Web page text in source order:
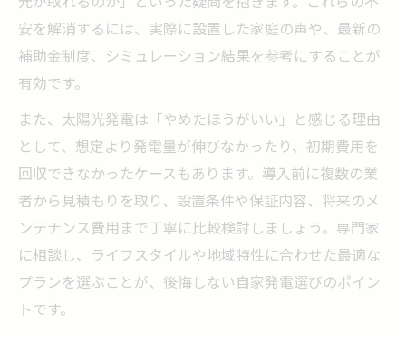
安を解消するには、実際に設置した家庭の声や、最新の
補助金制度、シミュレーション結果を参考にすることが
有効です。
また、太陽光発電は「やめたほうがいい」と感じる理由
として、想定より発電量が伸びなかったり、初期費用を
回収できなかったケースもあります。導入前に複数の業
者から見積もりを取り、設置条件や保証内容、将来のメ
ンテナンス費用まで丁寧に比較検討しましょう。専門家
に相談し、ライフスタイルや地域特性に合わせた最適な
プランを選ぶことが、後悔しない自家発電選びのポイン
トです。